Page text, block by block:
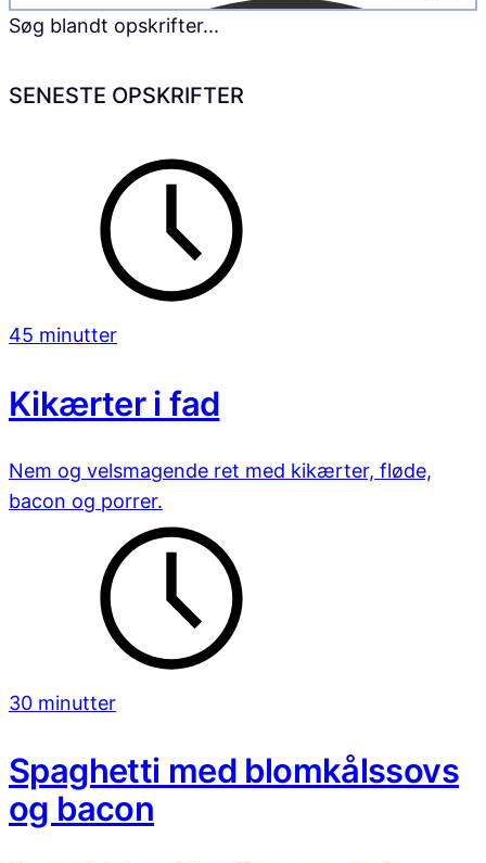
Søg blandt opskrifter...
SENESTE OPSKRIFTER
45 minutter
Kikærter i fad
Nem og velsmagende ret med kikærter, fløde,
bacon og porrer.
30 minutter
Spaghetti med blomkålssovs
og bacon